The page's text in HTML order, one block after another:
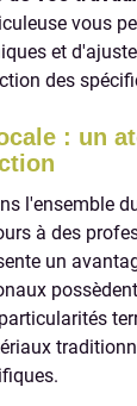
vous
et
des
: un
l'ensemble
à des
un